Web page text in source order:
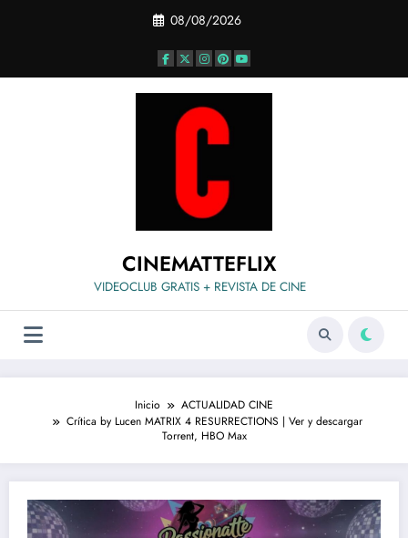
08/08/2026
CINEMATTEFLIX
VIDEOCLUB GRATIS + REVISTA DE CINE
Inicio
ACTUALIDAD CINE
Crítica by Lucen MATRIX 4 RESURRECTIONS | Ver y descargar
Torrent, HBO Max